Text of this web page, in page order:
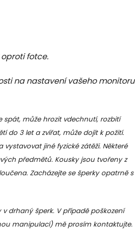
fotce.
na nastavení vašeho monitoru
může hrozit vdechnutí, rozbití
do 3 let a zvířat, může dojít k požití.
jiné fyzické zátěži. Některé
předmětů. Kousky jsou tvořeny z
Zacházejte se šperky opatrně s
drhaný šperk. V případě poškození
manipulací) mě prosím kontaktujte.